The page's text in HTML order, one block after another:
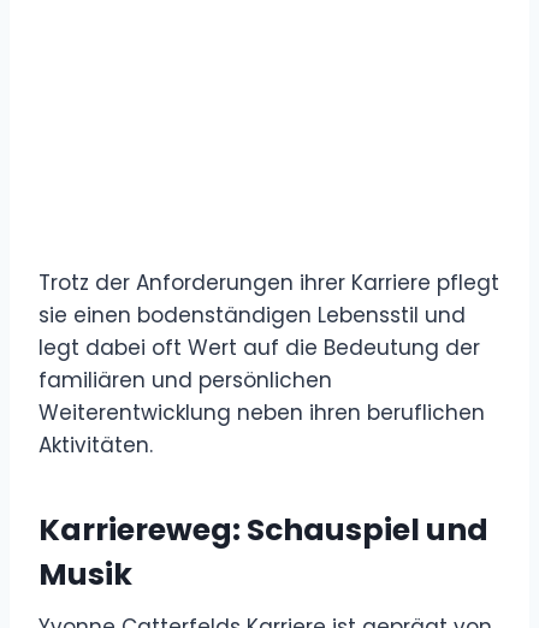
Trotz der Anforderungen ihrer Karriere pflegt
sie einen bodenständigen Lebensstil und
legt dabei oft Wert auf die Bedeutung der
familiären und persönlichen
Weiterentwicklung neben ihren beruflichen
Aktivitäten.
Karriereweg: Schauspiel und
Musik